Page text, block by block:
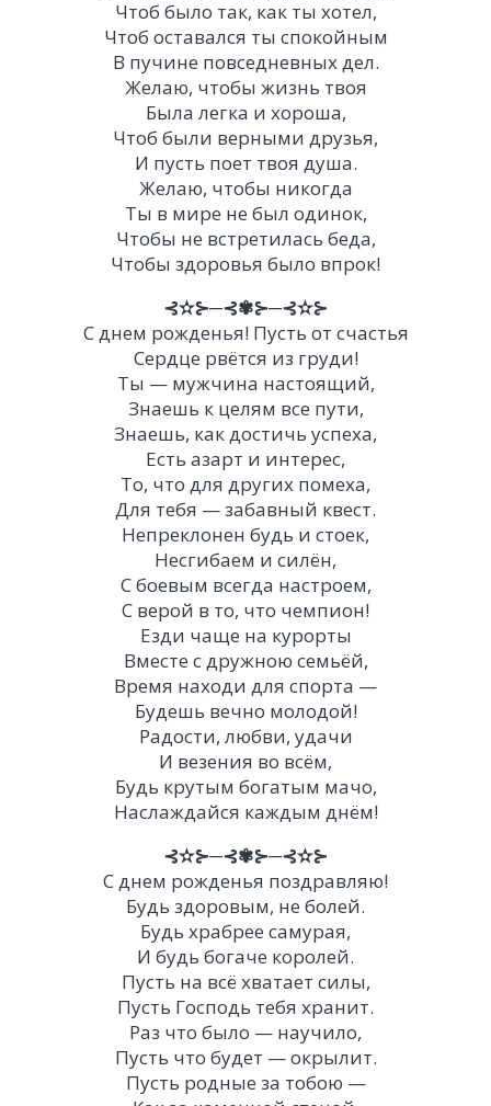
Чтоб было так, как ты хотел,
Чтоб оставался ты спокойным
В пучине повседневных дел.
Желаю, чтобы жизнь твоя
Была легка и хороша,
Чтоб были верными друзья,
И пусть поет твоя душа.
Желаю, чтобы никогда
Ты в мире не был одинок,
Чтобы не встретилась беда,
Чтобы здоровья было впрок!
⊰✫⊱─⊰✾⊱─⊰✫⊱
С днем рожденья! Пусть от счастья
Сердце рвётся из груди!
Ты — мужчина настоящий,
Знаешь к целям все пути,
Знаешь, как достичь успеха,
Есть азарт и интерес,
То, что для других помеха,
Для тебя — забавный квест.
Непреклонен будь и стоек,
Несгибаем и силён,
С боевым всегда настроем,
С верой в то, что чемпион!
Езди чаще на курорты
Вместе с дружною семьёй,
Время находи для спорта —
Будешь вечно молодой!
Радости, любви, удачи
И везения во всём,
Будь крутым богатым мачо,
Наслаждайся каждым днём!
⊰✫⊱─⊰✾⊱─⊰✫⊱
С днем рожденья поздравляю!
Будь здоровым, не болей.
Будь храбрее самурая,
И будь богаче королей.
Пусть на всё хватает силы,
Пусть Господь тебя хранит.
Раз что было — научило,
Пусть что будет — окрылит.
Пусть родные за тобою —